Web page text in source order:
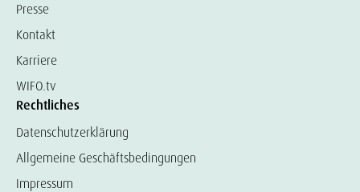
Presse
Kontakt
Karriere
WIFO.tv
Rechtliches
Datenschutzerklärung
Allgemeine Geschäftsbedingungen
Impressum